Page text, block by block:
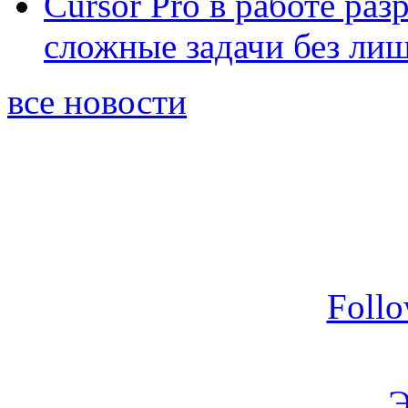
сложные задачи без
все новости